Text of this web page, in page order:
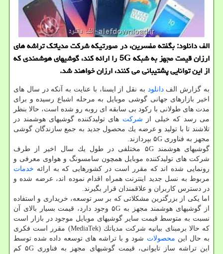
الف دانلود: بگفته مفسرین، در صورتیكه شركت مدیاتك تراشه های
ارزان قیمت مجهز به شبكه 5G را ارائه كند، گوشیهای هوشمندی كه
از این توانایی پشتیبانی می كنند، ارزان خواهند شد.
به گزارش الفدانلود به نقل از ایسنا، با عنایت به آنكه در سال های
اخیر بازارهای جهانی گوشی موبایل به مرحله اشباع رسیده و برای
مدت های طولانی با ركود بی سابقه ای روبه رو شده است، حالا بنظر
می رسد كه خیلی از شركت های تولیدكننده گوشیهای هوشمند در
تلاشند تا با تولید و عرضه یك محصول جدید به جمع سازندگان گوشی
مجهز به فناوری ۵G بپردازند.
گوشیهای هوشمند ۵G مختلفی در طول یك سال اخیر از طرف
شركت های تولیدكننده موبایل همچون سامسونگ و هواوی معرفی و
رونمایی شده اند كه مقرر است در كشورهایی كه به ارائه خدمات
مربوط به نسل جدید اینترنت همراه اقدام نموده اند، عرضه شده و
در دسترس كاربران و علاقمندان قرار بگیرند.
اما یكی از بزرگترین مشكلاتی كه بر سر توسعه، خریداری و استفاده
از گوشیهای هوشمند مجهز به ۵G وجود دارد، قیمت بسیار بالای آن
نسبت به متوسط قیمت سایر گوشیهای موبایل موجود در بازار است
كه حالا برمبنای بیانیه شركت مدیاتك (MediaTek) مقرر است فكری
به حال این محصولات شود و با تراشه های توسعه داده شده توسط
این تراشه ساز تایوانی، قیمت گوشیهای مجهز به فناوری ۵G كم